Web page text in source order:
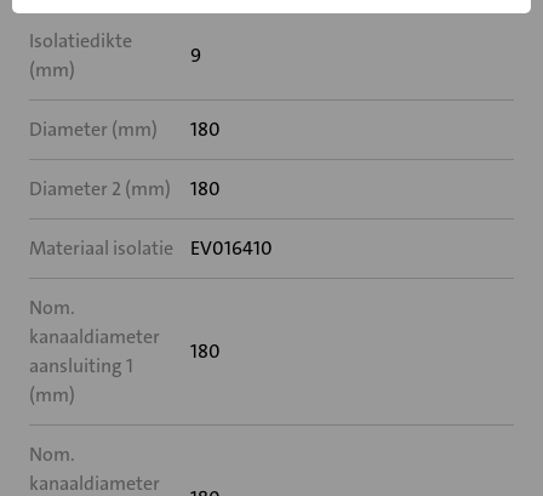
Isolatiedikte
(mm)
9
Diameter (mm) 180
Diameter 2 (mm) 180
Materiaal isolatie EV016410
Nom.
kanaaldiameter
aansluiting 1
(mm)
180
Nom.
kanaaldiameter